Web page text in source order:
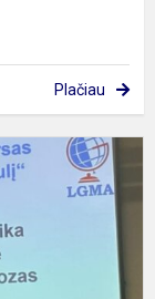
Plačiau